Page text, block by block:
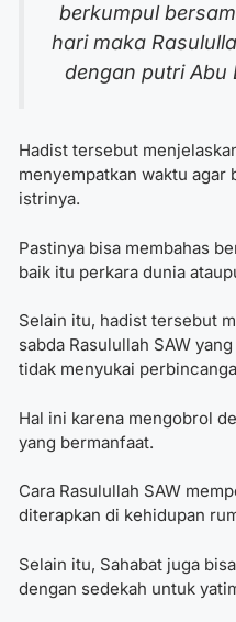
berkumpul
hari maka
dengan putri Abu
Hadist tersebut
menyempatkan waktu agar
istrinya.
Pastinya bisa membahas
baik itu perkara dunia
Selain itu, hadist tersebut
sabda Rasulullah SAW
tidak menyukai
Hal ini karena mengobrol
yang bermanfaat.
Cara Rasulullah SAW
diterapkan di kehidupan
Selain itu, Sahabat juga
dengan sedekah untuk